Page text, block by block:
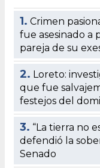
1. Crimen
fue asesinado a
pareja de su
2. Loreto:
que fue
festejos del
3. “La tierra no
defendió la
Senado